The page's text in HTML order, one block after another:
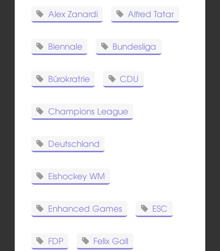
Alex Zanardi Alfred Tatar
Biennale Bundesliga
Bürokratrie CDU
Champions League
Deutschland
Eishockey WM
Enhanced Games ESC
FDP Felix Gall